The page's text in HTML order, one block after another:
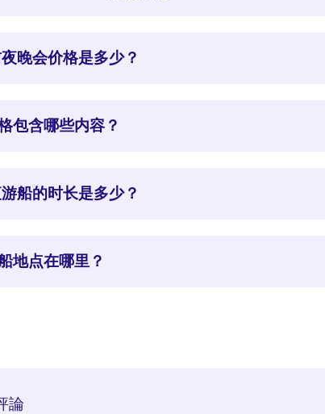
晚会价格是多少？
包含哪些内容？
船的时长是多少？
地点在哪里？
論